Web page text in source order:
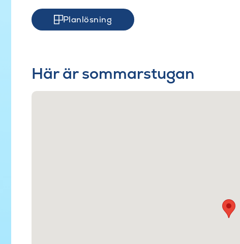
Planlösning
Här är sommarstugan